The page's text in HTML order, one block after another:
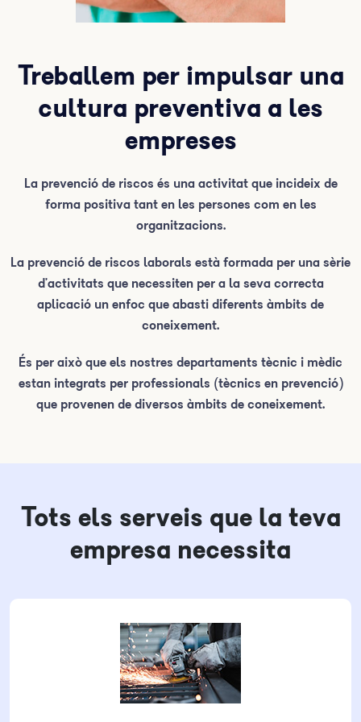
Treballem per impulsar una
cultura preventiva a les
empreses
La prevenció de riscos és una activitat que incideix de
forma positiva tant en les persones com en les
organitzacions.
La prevenció de riscos laborals està formada per una sèrie
d’activitats que necessiten per a la seva correcta
aplicació un enfoc que abasti diferents àmbits de
coneixement.
És per això que els nostres departaments tècnic i mèdic
estan integrats per professionals (tècnics en prevenció)
que provenen de diversos àmbits de coneixement.
Tots els serveis que la teva
empresa necessita